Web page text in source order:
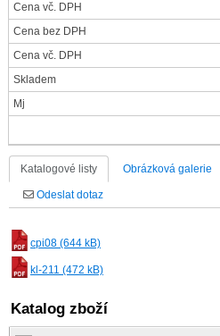
Cena vč. DPH
Cena bez DPH
Cena vč. DPH
Skladem
Mj
Katalogové listy Obrázková galerie
Odeslat dotaz
cpi08 (644 kB)
kl-211 (472 kB)
Katalog zboží